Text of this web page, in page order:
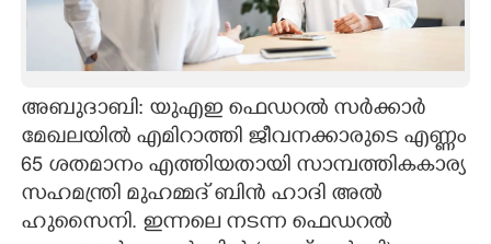
CARTOONS
അബുദാബി: യുഎഇ ഫെഡറൽ സർക്കാർ
മേഖലയിൽ എമിറാത്തി ജീവനക്കാരുടെ എണ്ണം
65 ശതമാനം എത്തിയതായി സാമ്പത്തികകാര്യ
സഹമന്ത്രി മുഹമ്മദ് ബിൻ ഹാദി അൽ
ഹുസൈനി. ഇന്നലെ നടന്ന ഫെഡറൽ